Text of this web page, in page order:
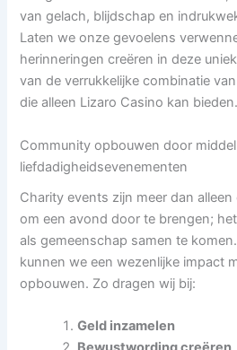
van gelach, blijdschap en
Laten we onze gevoelens
herinneringen creëren in deze
van de verrukkelijke combinatie
die alleen Lizaro Casino kan bieden.
Community opbouwen door
liefdadigheidsevenementen
Charity events zijn meer dan
om een avond door te brengen;
als gemeenschap samen te
kunnen we een wezenlijke impact
opbouwen. Zo dragen wij bij:
Geld inzamelen